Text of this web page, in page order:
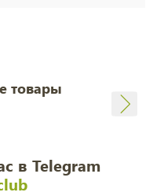
товары
в Telegram